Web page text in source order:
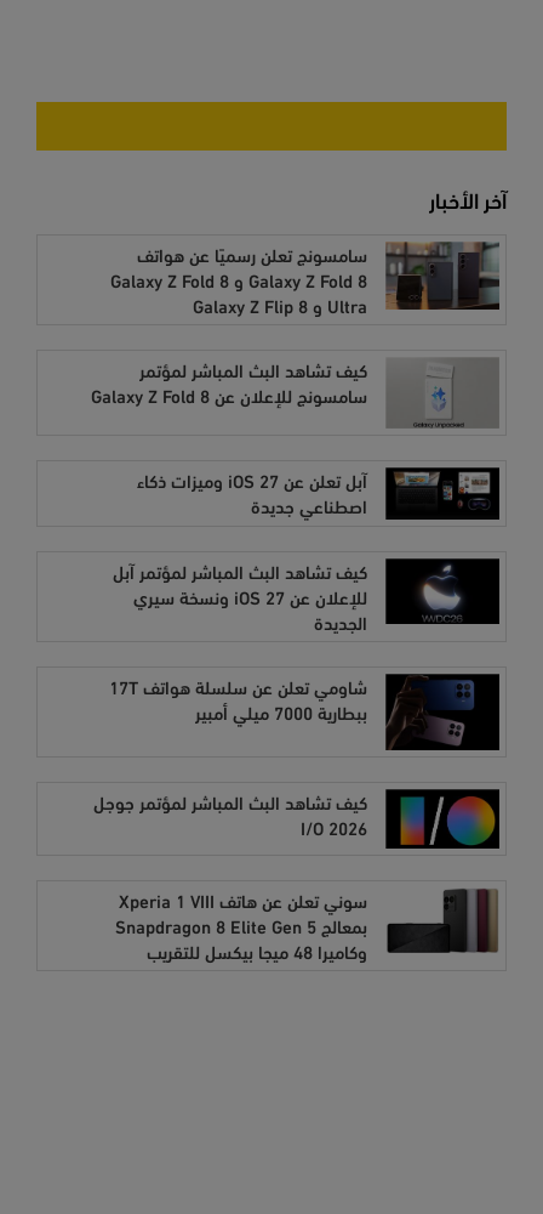
آخر الأخبار
سامسونج تعلن رسميًا عن هواتف
Galaxy Z Fold 8 و Galaxy Z Fold 8
Ultra و Galaxy Z Flip 8
كيف تشاهد البث المباشر لمؤتمر
سامسونج للإعلان عن Galaxy Z Fold 8
آبل تعلن عن iOS 27 وميزات ذكاء
اصطناعي جديدة
كيف تشاهد البث المباشر لمؤتمر آبل
للإعلان عن iOS 27 ونسخة سيري
الجديدة
شاومي تعلن عن سلسلة هواتف 17T
ببطارية 7000 ميلي أمبير
كيف تشاهد البث المباشر لمؤتمر جوجل
I/O 2026
سوني تعلن عن هاتف Xperia 1 VIII
بمعالج Snapdragon 8 Elite Gen 5
وكاميرا 48 ميجا بيكسل للتقريب